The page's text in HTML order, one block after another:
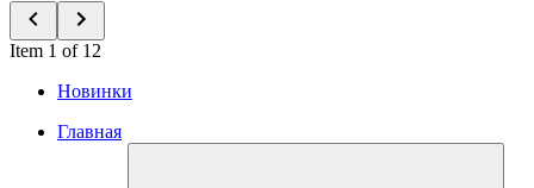
Item 1 of 12
Новинки
Главная